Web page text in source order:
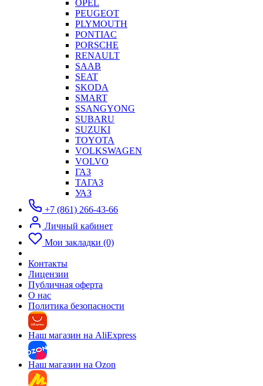
OPEL
PEUGEOT
PLYMOUTH
PONTIAC
PORSCHE
RENAULT
SAAB
SEAT
SKODA
SMART
SSANGYONG
SUBARU
SUZUKI
TOYOTA
VOLKSWAGEN
VOLVO
ГАЗ
ТАГАЗ
УАЗ
+7 (861) 266-43-66
Личный кабинет
Мои закладки (0)
Контакты
Лицензии
Публичная оферта
О нас
Политика безопасности
Наш магазин на AliExpress
Наш магазин на Ozon